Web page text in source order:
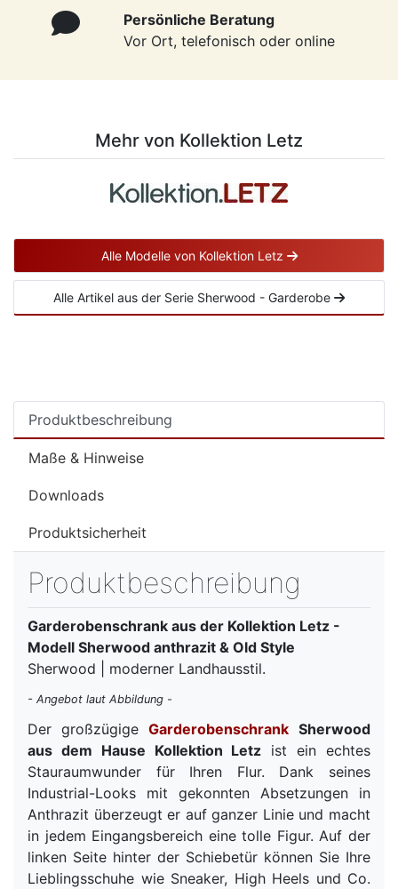
Persönliche Beratung
Vor Ort, telefonisch oder online
Mehr von Kollektion Letz
Alle Modelle von Kollektion Letz
Alle Artikel aus der Serie Sherwood - Garderobe
Produktbeschreibung
Maße & Hinweise
Downloads
Produktsicherheit
Produktbeschreibung
Garderobenschrank aus der Kollektion Letz -
Modell Sherwood anthrazit & Old Style
Sherwood | moderner Landhausstil.
- Angebot laut Abbildung -
Der großzügige Garderobenschrank Sherwood
aus dem Hause Kollektion Letz ist ein echtes
Stauraumwunder für Ihren Flur. Dank seines
Industrial-Looks mit gekonnten Absetzungen in
Anthrazit überzeugt er auf ganzer Linie und macht
in jedem Eingangsbereich eine tolle Figur. Auf der
linken Seite hinter der Schiebetür können Sie Ihre
Lieblingsschuhe wie Sneaker, High Heels und Co.